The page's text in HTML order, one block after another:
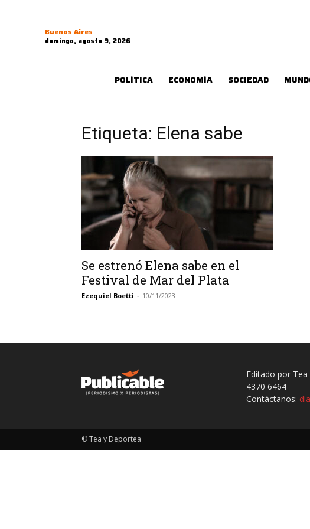
Buenos Aires
domingo, agosto 9, 2026
POLÍTICA ECONOMÍA SOCIEDAD
Etiqueta: Elena sabe
Se estrenó Elena sabe en el
Festival de Mar del Plata
Ezequiel Boetti - 10/11/2023
Editado por Tea
4370 6464
Contáctanos:
© Tea y Deportea